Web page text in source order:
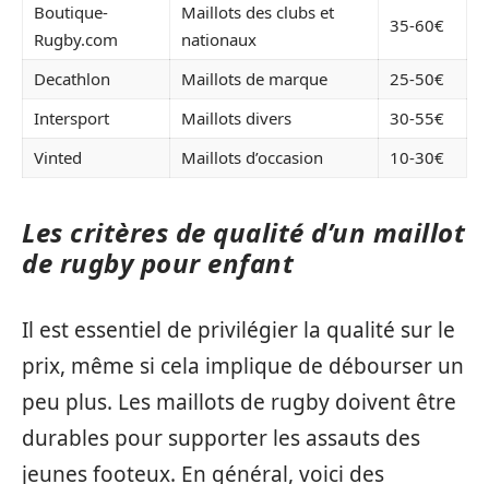
Boutique-
Rugby.com
Maillots des clubs et
nationaux
35-60€
Decathlon Maillots de marque
25-50€
Intersport
Maillots divers
30-55€
Vinted
Maillots d’occasion 10-30€
Les critères de qualité d’un maillot
de rugby pour enfant
Il est essentiel de privilégier la qualité sur le
prix, même si cela implique de débourser un
peu plus. Les maillots de rugby doivent être
durables pour supporter les assauts des
jeunes footeux. En général, voici des